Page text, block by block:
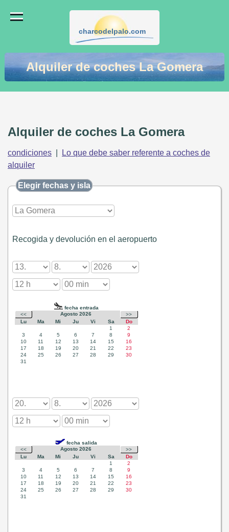
charcodelpalo.com
Alquiler de coches La Gomera
Alquiler de coches La Gomera
condiciones
Lo que debe saber referente a coches de
alquiler
Elegir fechas y isla
Recogida y devolución en el aeropuerto